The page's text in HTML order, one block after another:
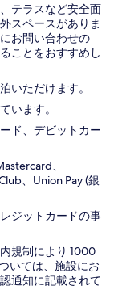
テラスなど安全面
スペースがありま
お問い合わせの
ことをおすすめし
いただけます。
います。
ド、デビットカー
、
、Union Pay (銀
ジットカードの事
規制により 1000
いては、施設にお
通知に記載されて